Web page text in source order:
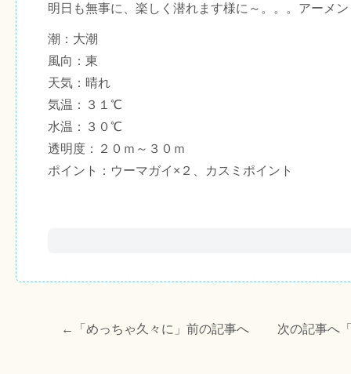
明日も無事に、楽しく潜れます様に～。。。アーメン
潮：大潮
風向：東
天気：晴れ
気温：３１℃
水温：３０℃
透明度：２０ｍ～３０ｍ
ポイント：ウーマガイ×２、カスミポイント
←「 めっちゃ久々に 」前の記事へ 次の記事へ